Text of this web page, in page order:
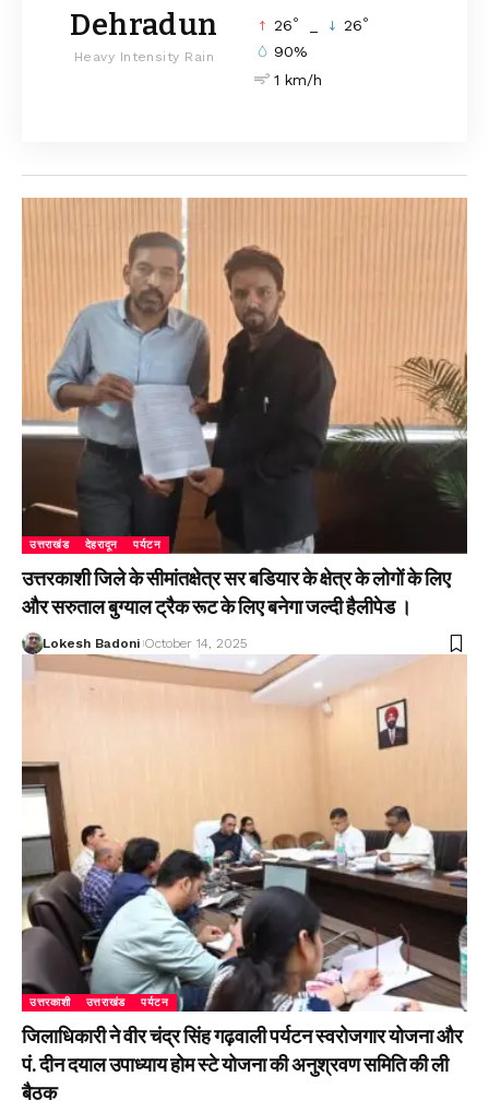
Dehradun
Heavy Intensity Rain
26° 26°
90%
1 km/h
उत्तराखंड देहरादून पर्यटन
उत्तरकाशी जिले के सीमांतक्षेत्र सर बडियार के क्षेत्र के लोगों के लिए
और सरुताल बुग्याल ट्रैक रूट के लिए बनेगा जल्दी हैलीपेड ।
Lokesh Badoni October 14, 2025
उत्तरकाशी उत्तराखंड पर्यटन
जिलाधिकारी ने वीर चंद्र सिंह गढ़वाली पर्यटन स्वरोजगार योजना और
पं. दीन दयाल उपाध्याय होम स्टे योजना की अनुश्रवण समिति की ली
बैठक